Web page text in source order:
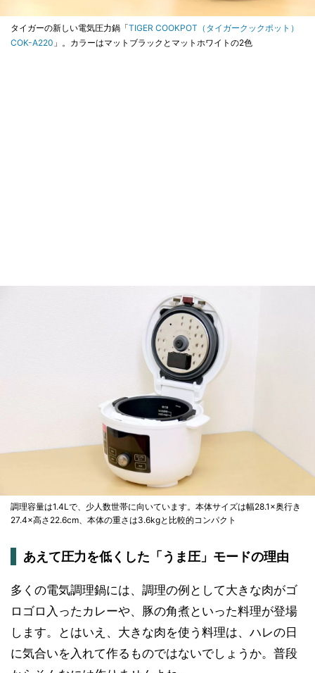
タイガーの新しい電気圧力鍋「TIGER COOKPOT（タイガークックポット）
COK-A220 」。カラーはマットブラックとマットホワイトの2色
調理容量は1.4Lで、少人数世帯に向いています。本体サイズは幅28.1×奥行き
27.4×高さ22.6cm、本体の重さは3.6kgと比較的コンパクト
あえて圧力を低くした「うま圧」モードの理由
多くの電気調理鍋には、調理の例として大きな肉がゴ
ロゴロ入ったカレーや、豚の角煮といった料理が登場
します。とはいえ、大きな肉を使う料理は、ハレの日
に気合いを入れて作るものではないでしょうか。普段